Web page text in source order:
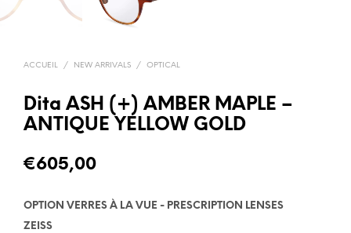
ACCUEIL / NEW ARRIVALS / OPTICAL
Dita ASH (+) AMBER MAPLE –
ANTIQUE YELLOW GOLD
€605,00
OPTION VERRES À LA VUE - PRESCRIPTION LENSES
ZEISS